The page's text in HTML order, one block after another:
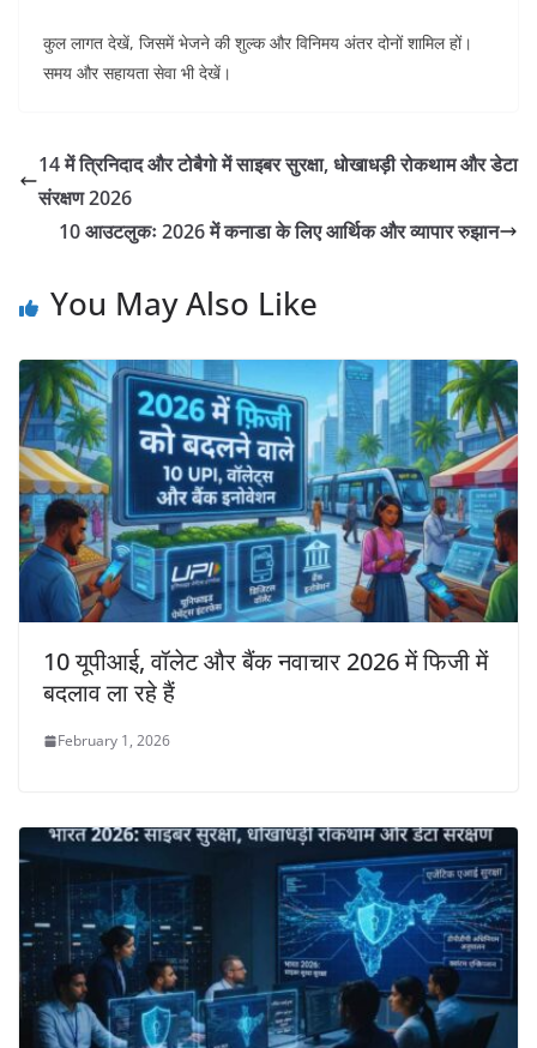
कुल लागत देखें, जिसमें भेजने की शुल्क और विनिमय अंतर दोनों शामिल हों।
समय और सहायता सेवा भी देखें।
14 में त्रिनिदाद और टोबैगो में साइबर सुरक्षा, धोखाधड़ी रोकथाम और डेटा
संरक्षण 2026
10 आउटलुकः 2026 में कनाडा के लिए आर्थिक और व्यापार रुझान
You May Also Like
10 यूपीआई, वॉलेट और बैंक नवाचार 2026 में फिजी में
बदलाव ला रहे हैं
February 1, 2026